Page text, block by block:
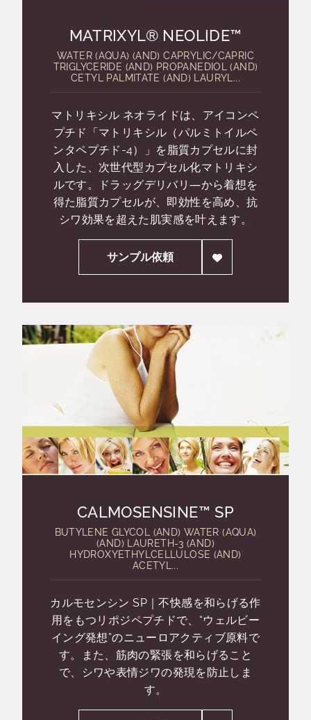
MATRIXYL® NEOLIDE™
WATER (AQUA) (AND) CAPRYLIC/CAPRIC
TRIGLYCERIDE (AND) PROPANEDIOL (AND)
CETYL PALMITATE (AND) LAURYL...
マトリキシル ネオライドは、アイコンペ
プチド「マトリキシル（パルミトイルペ
ンタペプチド-4）」を脂質カプセルに封
入した、次世代型カプセル化マトリキシ
ルです。ドラッグデリバリ―から着想を
得た脂質カプセルが、即効性を高め、抗
シワ効果を超えた肌実感を叶えます。
サンプル依頼
CALMOSENSINE™ SP
BUTYLENE GLYCOL (AND) WATER (AQUA)
(AND) LAURETH-3 (AND)
HYDROXYETHYLCELLULOSE (AND)
ACETYL...
カルモセンシン SP｜不快感を和らげる作
用をもつリポジペプチドで、“ウェルビー
イング発想”のニューロアクティブ原料で
す。また、筋肉の緊張を和らげること
で、シワや表情ジワの発現を防止しま
す。